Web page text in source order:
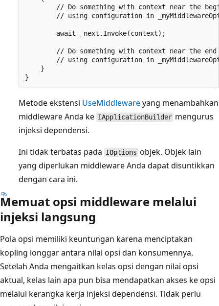
// Do something with context near the
// using configuration in
        await _next.Invoke(context);
// Do something with context near the
// using configuration in
    }
Metode ekstensi UseMiddlewareyang menambahkan
middleware Anda ke IApplicationBuilder mengurus
injeksi dependensi.
Ini tidak terbatas pada IOptions objek. Objek lain
yang diperlukan middleware Anda dapat disuntikkan
dengan cara ini.
Memuat opsi middleware melalui
injeksi langsung
Pola opsi memiliki keuntungan karena menciptakan
kopling longgar antara nilai opsi dan konsumennya.
Setelah Anda mengaitkan kelas opsi dengan nilai opsi
aktual, kelas lain apa pun bisa mendapatkan akses ke opsi
melalui kerangka kerja injeksi dependensi. Tidak perlu